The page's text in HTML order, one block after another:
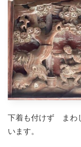
下着も付けず まわ
います。